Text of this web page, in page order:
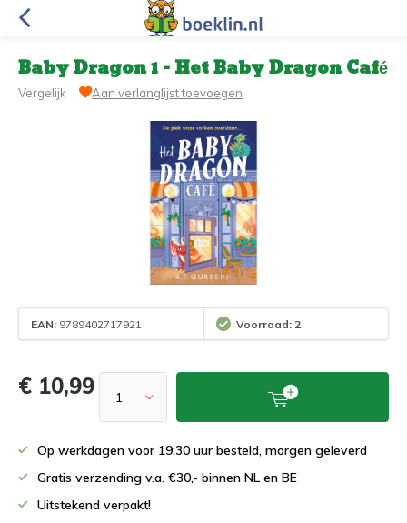
Baby Dragon 1 - Het Baby Dragon Café
Vergelijk Aan verlanglijst toevoegen
EAN: 9789402717921 Voorraad: 2
€ 10,99
Op werkdagen voor 19:30 uur besteld, morgen geleverd
Gratis verzending v.a. €30,- binnen NL en BE
Uitstekend verpakt!